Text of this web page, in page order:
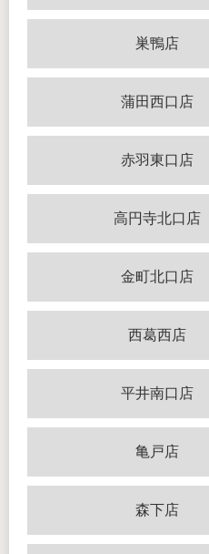
巣鴨店
蒲田西口店
赤羽東口店
高円寺北口店
金町北口店
西葛西店
平井南口店
亀戸店
森下店